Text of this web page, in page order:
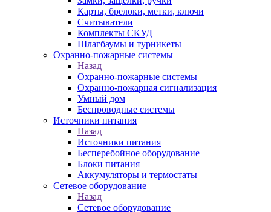
Карты, брелоки, метки, ключи
Считыватели
Комплекты СКУД
Шлагбаумы и турникеты
Охранно-пожарные системы
Назад
Охранно-пожарные системы
Охранно-пожарная сигнализация
Умный дом
Беспроводные системы
Источники питания
Назад
Источники питания
Бесперебойное оборудование
Блоки питания
Аккумуляторы и термостаты
Сетевое оборудование
Назад
Сетевое оборудование